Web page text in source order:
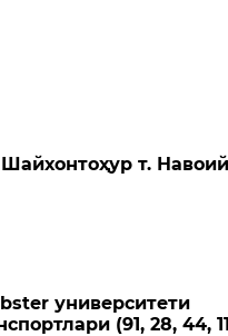
т.
университети
(91, 28, 44,